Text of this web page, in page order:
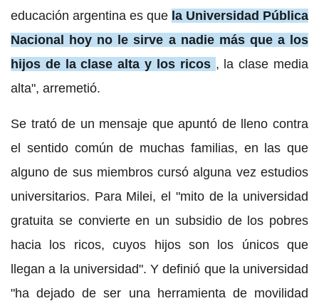
educación argentina es que la Universidad Pública
Nacional hoy no le sirve a nadie más que a los
hijos de la clase alta y los ricos , la clase media
alta", arremetió.
Se trató de un mensaje que apuntó de lleno contra
el sentido común de muchas familias, en las que
alguno de sus miembros cursó alguna vez estudios
universitarios. Para Milei, el "mito de la universidad
gratuita se convierte en un subsidio de los pobres
hacia los ricos, cuyos hijos son los únicos que
llegan a la universidad". Y definió que la universidad
"ha dejado de ser una herramienta de movilidad